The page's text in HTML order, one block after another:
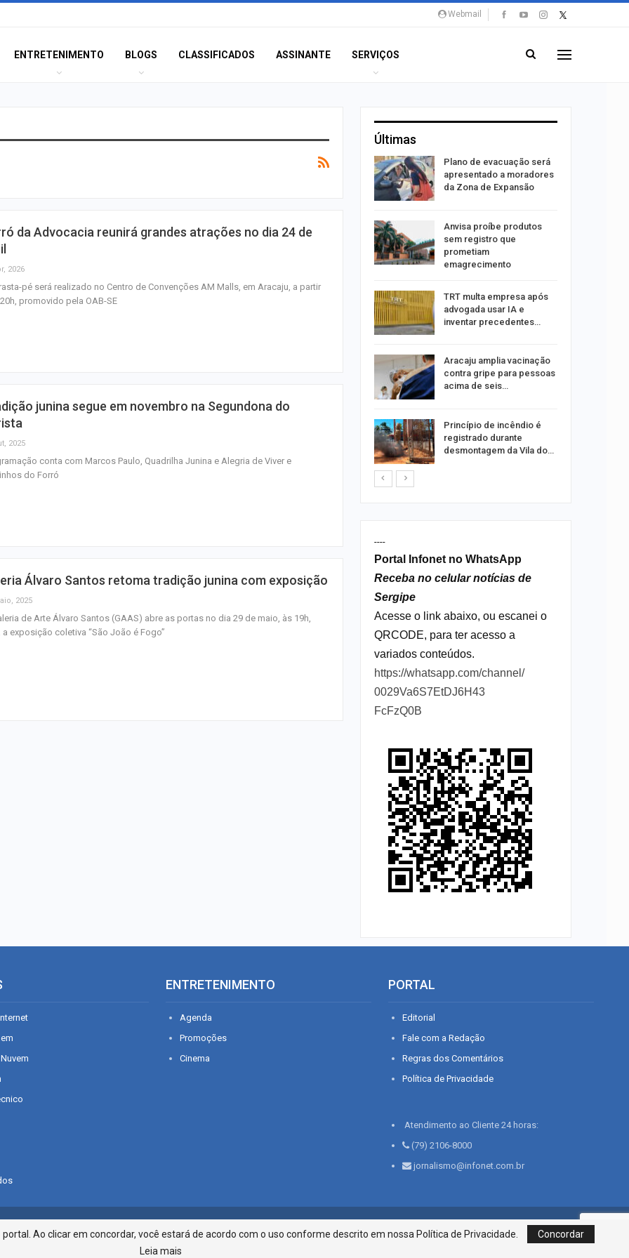
Webmail
ENTRETENIMENTO BLOGS CLASSIFICADOS ASSINANTE SERVIÇOS
da Advocacia reunirá grandes atrações no dia 24 de
2026
pé será realizado no Centro de Convenções AM Malls, em Aracaju, a partir
promovido pela OAB-SE
junina segue em novembro na Segundona do
2025
conta com Marcos Paulo, Quadrilha Junina e Alegria de Viver e
do Forró
Álvaro Santos retoma tradição junina com exposição
2025
de Arte Álvaro Santos (GAAS) abre as portas no dia 29 de maio, às 19h,
a exposição coletiva “São João é Fogo”
Últimas
Polícia Civil investiga
Câmara de Itabaianinha
abre concurso com
Filarmônica de Itabaiana
Plano de evacuação será
apresentado a moradores
da Zona de Expansão
Anvisa proíbe produtos
sem registro que
prometiam
emagrecimento
TRT multa empresa após
advogada usar IA e
inventar precedentes…
Aracaju amplia vacinação
contra gripe para pessoas
acima de seis…
Princípio de incêndio é
registrado durante
desmontagem da Vila do…
----
Portal Infonet no WhatsApp
Receba no celular notícias de
Sergipe
Acesse o link abaixo, ou escanei o
QRCODE, para ter acesso a
variados conteúdos.
https://whatsapp.com/channel/
0029Va6S7EtDJ6H43
FcFzQ0B
ENTRETENIMENTO
Agenda
Promoções
Cinema
PORTAL
Editorial
Fale com a Redação
Regras dos Comentários
Política de Privacidade
Atendimento ao Cliente 24 horas:
(79) 2106-8000
jornalismo@infonet.com.br
Infonet - Rua Monsenhor Silveira 276, Bairro São José | Aracaju-SE, CEP 49015-030, Fone: 79.2106.8000 - CI
Centro de Informações LTDA
Ao clicar em concordar, você estará de acordo com o uso conforme descrito em nossa Política de Privacidade.
Concordar
Leia mais